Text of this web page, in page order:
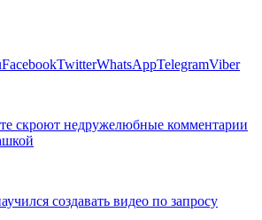
FacebookTwitterWhatsAppTelegramViber
скроют недружелюбные комментарии
создавать видео по запросу